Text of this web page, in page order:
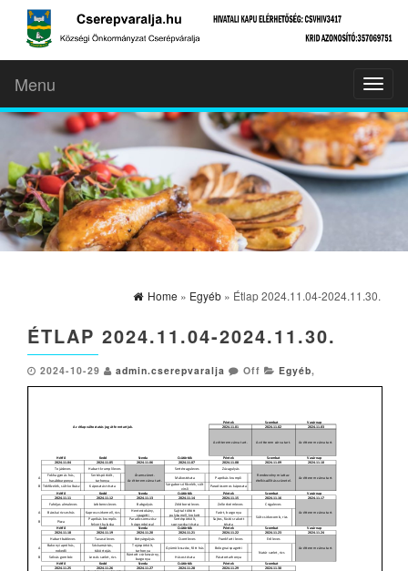
Menu
Home » Egyéb » Étlap 2024.11.04-2024.11.30.
ÉTLAP 2024.11.04-2024.11.30.
2024-10-29 admin.cserepvaralja Off Egyéb,